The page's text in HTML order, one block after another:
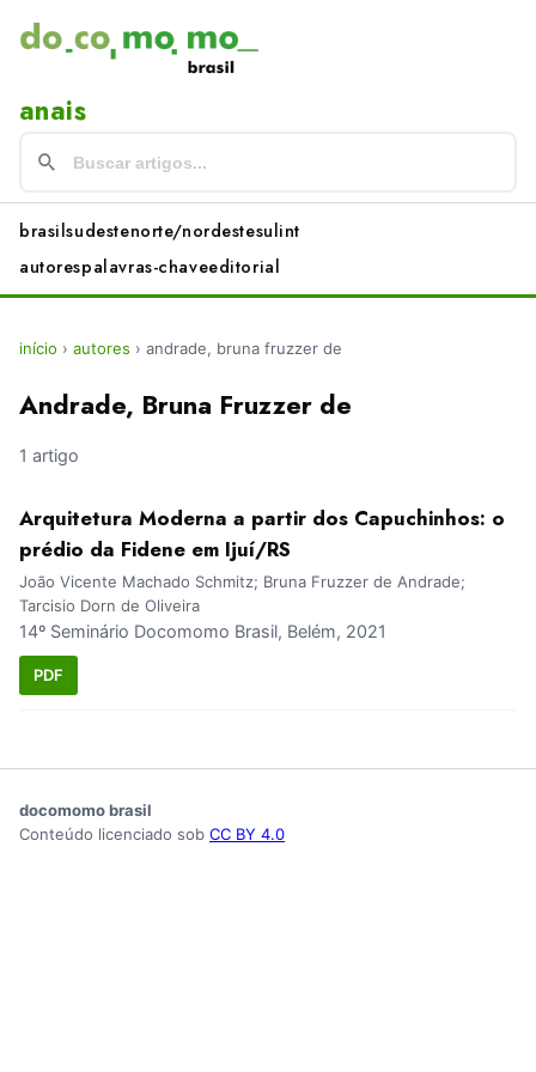
anais
brasilsudestenorte/nordestesulint
autorespalavras-chaveeditorial
início › autores › andrade, bruna fruzzer de
Andrade, Bruna Fruzzer de
1 artigo
Arquitetura Moderna a partir dos Capuchinhos: o
prédio da Fidene em Ijuí/RS
João Vicente Machado Schmitz; Bruna Fruzzer de Andrade;
Tarcisio Dorn de Oliveira
14º Seminário Docomomo Brasil, Belém, 2021
PDF
docomomo brasil
Conteúdo licenciado sob CC BY 4.0